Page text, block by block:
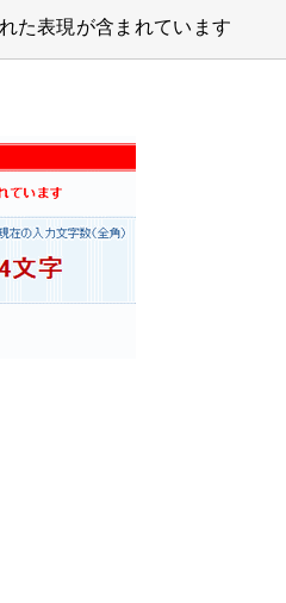
た表現が含まれています